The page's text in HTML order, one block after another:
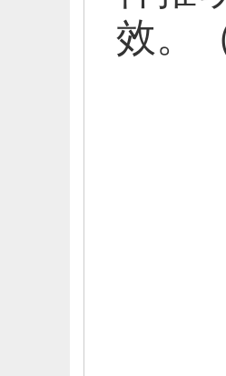
效。